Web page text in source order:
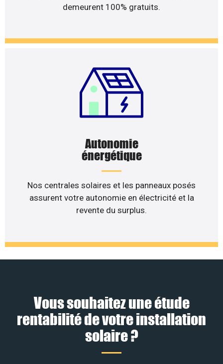
demeurent 100% gratuits.
Autonomie
énergétique
Nos centrales solaires et les panneaux posés
assurent votre autonomie en électricité et la
revente du surplus.
Vous souhaitez une étude
rentabilité de votre installation
solaire ?